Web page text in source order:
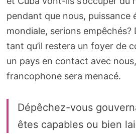
pendant que nous, puissance
mondiale, serions
tant qu’il restera un foyer de
un pays en contact avec
francophone sera menacé.
Dépêchez-vous
êtes capables ou bien